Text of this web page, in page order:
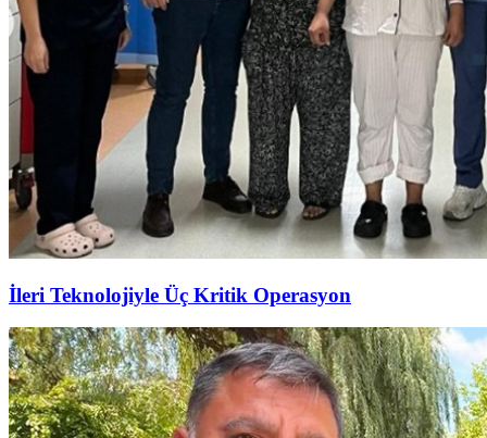
İleri Teknolojiyle Üç Kritik Operasyon